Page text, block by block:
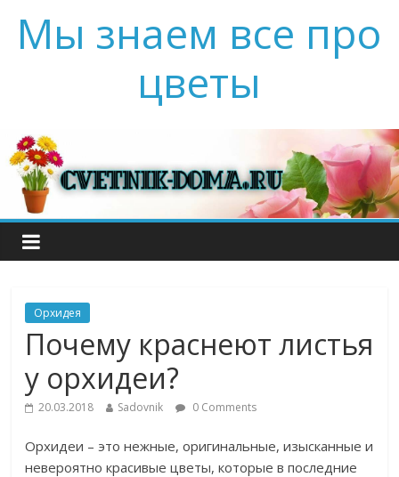
Мы знаем все про
цветы
Орхидея
Почему краснеют листья
у орхидеи?
20.03.2018 Sadovnik 0 Comments
Орхидеи – это нежные, оригинальные, изысканные и
невероятно красивые цветы, которые в последние